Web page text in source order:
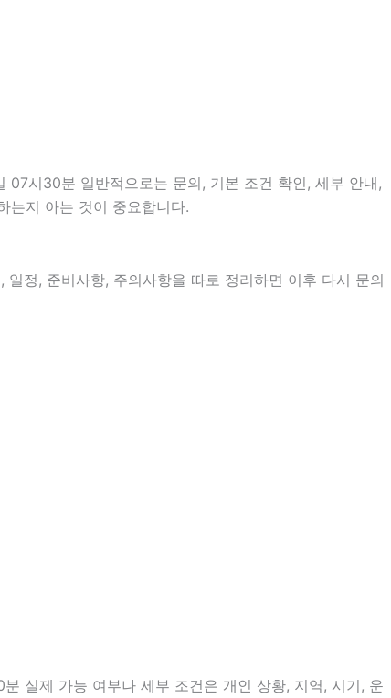
시30분 일반적으로는 문의, 기본 조건 확인, 세부 안내,
는지 아는 것이 중요합니다.
정, 준비사항, 주의사항을 따로 정리하면 이후 다시 문의
실제 가능 여부나 세부 조건은 개인 상황, 지역, 시기, 운